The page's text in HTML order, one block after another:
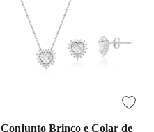
Conjunto Brinco e Colar de